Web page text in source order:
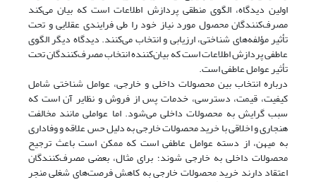
اولین دیدگاه، الگوی منطقی پردازش اطلاعات است که بیان می‌کند
مصرف‌کنندگان محصول مورد نیاز خود را طی فرایندی عقلایی و تحت
تأثیر مؤلفه‌های شناختی، ارزیابی و انتخاب می‌کنند. دیدگاه دیگر الگوی
عاطفی پردازش اطلاعات است که بیان‌کننده انتخاب مصرف‌کنندگان تحت
تأثیر عوامل عاطفی است.
درباره انتخاب بین محصولات داخلی و خارجی، عوامل شناختی شامل
کیفیت، قیمت، دسترسی، خدمات پس از فروش و نظایر آن است که
سبب گرایش به محصولات داخلی می‌شود. اما عواملی مانند مخالفت
هنجاری و اخلاقی با خرید محصولات خارجی به دلیل حس علاقه و وفاداری
به میهن، از دسته عوامل عاطفی است که ممکن است باعث ترجیح
محصولات داخلی به خارجی شوند؛ برای مثال، بعضی مصرف‌کنندگان
اعتقاد دارند خرید محصولات خارجی به کاهش فرصت‌های شغلی منجر